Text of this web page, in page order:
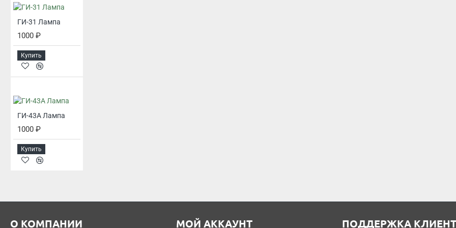
ГИ-31 Лампа
1000 ₽
Купить
ГИ-43А Лампа
1000 ₽
Купить
О КОМПАНИИ МОЙ АККАУНТ ПОДДЕРЖКА